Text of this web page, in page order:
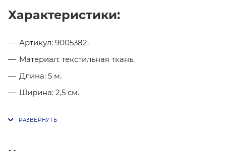
Характеристики:
Артикул: 9005382.
Материал: текстильная ткань.
Длина: 5 м.
Ширина: 2,5 см.